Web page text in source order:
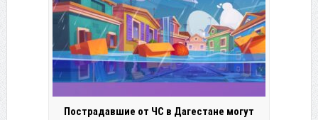
Пострадавшие от ЧС в Дагестане могут